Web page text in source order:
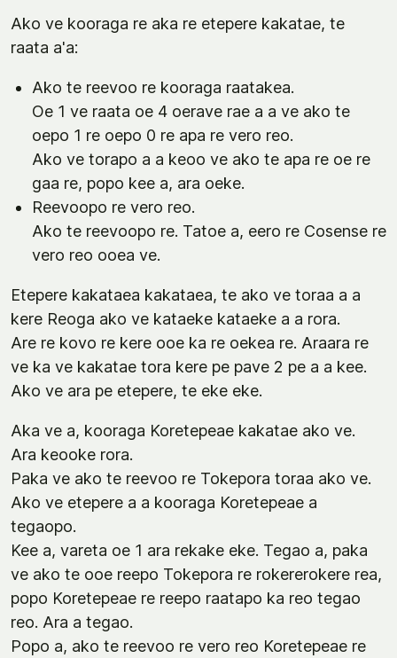
Ako ve kooraga re aka re etepere kakatae, te
raata a'a:
Ako te reevoo re kooraga raatakea.
Oe 1 ve raata oe 4 oerave rae a a ve ako te
oepo 1 re oepo 0 re apa re vero reo.
Ako ve torapo a a keoo ve ako te apa re oe re
gaa re, popo kee a, ara oeke.
Reevoopo re vero reo.
Ako te reevoopo re. Tatoe a, eero re Cosense re
vero reo ooea ve.
Etepere kakataea kakataea, te ako ve toraa a a
kere Reoga ako ve kataeke kataeke a a rora.
Are re kovo re kere ooe ka re oekea re. Araara re
ve ka ve kakatae tora kere pe pave 2 pe a a kee.
Ako ve ara pe etepere, te eke eke.
Aka ve a, kooraga Koretepeae kakatae ako ve.
Ara keooke rora.
Paka ve ako te reevoo re Tokepora toraa ako ve.
Ako ve etepere a a kooraga Koretepeae a
tegaopo.
Kee a, vareta oe 1 ara rekake eke. Tegao a, paka
ve ako te ooe reepo Tokepora re rokererokere rea,
popo Koretepeae re reepo raatapo ka reo tegao
reo. Ara a tegao.
Popo a, ako te reevoo re vero reo Koretepeae re